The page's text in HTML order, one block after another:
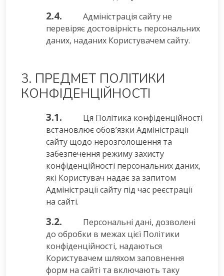
2.4.
Адміністрація сайту не
перевіряє достовірність персональних
даних, наданих Користувачем сайту.
3. ПРЕДМЕТ ПОЛІТИКИ
КОНФІДЕНЦІЙНОСТІ
3.1.
Ця Політика конфіденційності
встановлює обов’язки Адміністрації
сайту щодо нерозголошення та
забезпечення режиму захисту
конфіденційності персональних даних,
які Користувач надає за запитом
Адміністрації сайту під час реєстрації
на сайті.
3.2.
Персональні дані, дозволені
до обробки в межах цієї Політики
конфіденційності, надаються
Користувачем шляхом заповнення
форм на сайті та включають таку